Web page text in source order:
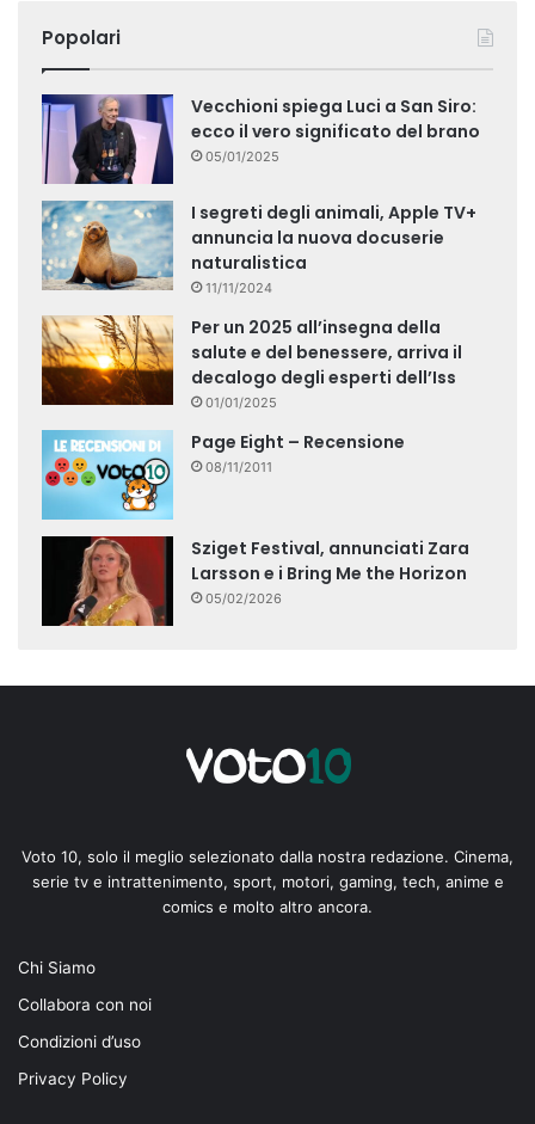
Popolari
Vecchioni spiega Luci a San Siro:
ecco il vero significato del brano
05/01/2025
I segreti degli animali, Apple TV+
annuncia la nuova docuserie
naturalistica
11/11/2024
Per un 2025 all’insegna della
salute e del benessere, arriva il
decalogo degli esperti dell’Iss
01/01/2025
Page Eight – Recensione
08/11/2011
Sziget Festival, annunciati Zara
Larsson e i Bring Me the Horizon
05/02/2026
Voto 10, solo il meglio selezionato dalla nostra redazione. Cinema,
serie tv e intrattenimento, sport, motori, gaming, tech, anime e
comics e molto altro ancora.
Chi Siamo
Collabora con noi
Condizioni d’uso
Privacy Policy